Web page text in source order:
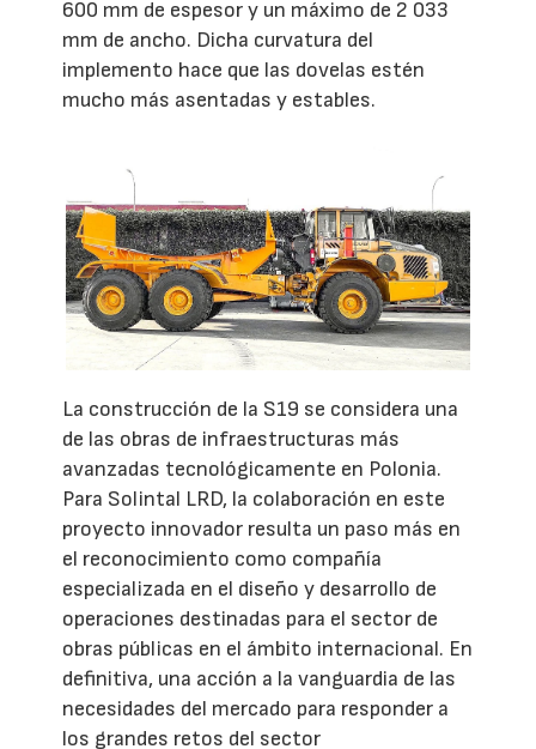
600 mm de espesor y un máximo de 2 033
mm de ancho. Dicha curvatura del
implemento hace que las dovelas estén
mucho más asentadas y estables.
La construcción de la S19 se considera una
de las obras de infraestructuras más
avanzadas tecnológicamente en Polonia.
Para Solintal LRD, la colaboración en este
proyecto innovador resulta un paso más en
el reconocimiento como compañía
especializada en el diseño y desarrollo de
operaciones destinadas para el sector de
obras públicas en el ámbito internacional. En
definitiva, una acción a la vanguardia de las
necesidades del mercado para responder a
los grandes retos del sector